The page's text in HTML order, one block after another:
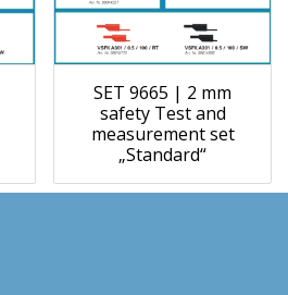
SET 9665 | 2 mm
safety Test and
measurement set
„Standard“